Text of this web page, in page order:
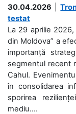
30.04.2026 |
testat
La 29 aprilie
din Moldova” a
importanță
segmentul recent
Cahul.
în consolidarea
sporirea
mediu....